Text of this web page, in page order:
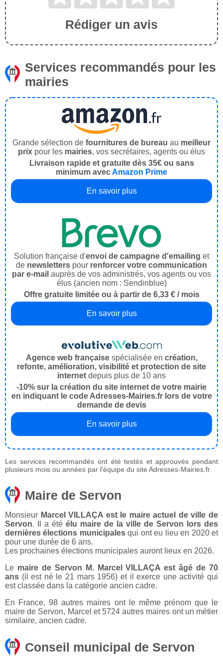
Rédiger un avis
Services recommandés pour les
mairies
Grande sélection de fournitures de bureau au meilleur
prix pour les mairies, vos secrétaires, agents ou élus
Livraison rapide et gratuite dès 35€ ou sans
minimum avecAmazon Prime
En savoir plus
Solution française d'envoi de campagne d'emailing et
de newsletters pour renforcer votre communication
par e-mail auprès de vos administrés, vos agents ou vos
élus (ancien nom : Sendinblue)
Offre gratuite limitée ou à partir de 6,33 € / mois
En savoir plus
Agence web françaisespécialisée en création,
refonte, amélioration, visibilité et protection de site
internet depuis plus de 10 ans
-10% sur la création du site internet de votre mairie
en indiquant le code Adresses-Mairies.fr lors de votre
demande de devis
En savoir plus
Les services recommandés ont été testés et approuvés pendant
plusieurs mois ou années par l'équipe du site Adresses-Mairies.fr.
Maire de Servon
Monsieur Marcel VILLAÇA est le maire actuel de ville de
Servon. Il a été élu maire de la ville de Servon lors des
dernières élections municipalesqui ont eu lieu en 2020 et
pour une durée de 6 ans.
Les prochaines élections municipales auront lieux en 2026.
Le maire de Servon M. Marcel VILLAÇA est âgé de 70
ans (il est né le 21 mars 1956) et il exerce une activité qui
est classée dans la catégorie ancien cadre.
En France, 98 autres maires ont le même prénom que le
maire de Servon, Marcel et 5724 autres maires ont un métier
similaire, ancien cadre.
Conseil municipal de Servon